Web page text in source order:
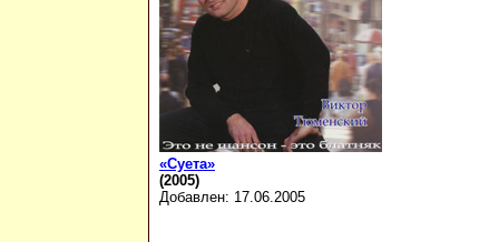
«Суета»
(2005)
Добавлен: 17.06.2005